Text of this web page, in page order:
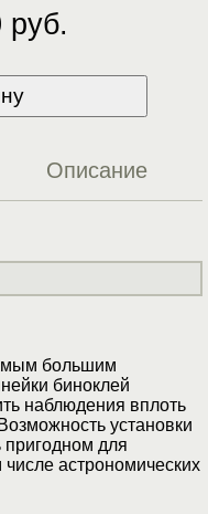
Описание
большим
биноклей
наблюдения вплоть
установки
пригодном для
астрономических